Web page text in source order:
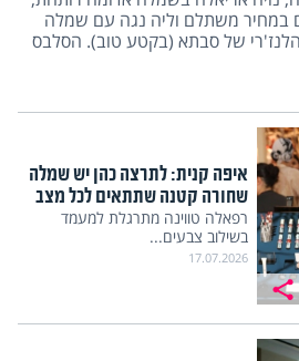
במחיר משתלם וליה נגה עם שמלה
של סבתא (בקטע טוב). הסלבס
איפה קנית: לתרצה כהן יש שמלה
שחורה קטנה שתתאים לכל מצב
רפאלה טווינה מתרגלת למעמד
בשילוב צבעים...
17.07.2026